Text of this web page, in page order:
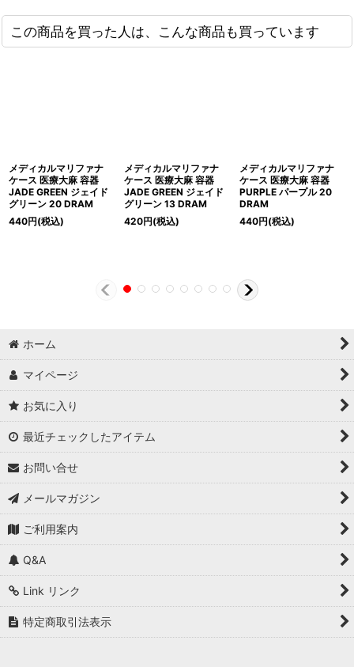
この商品を買った人は、こんな商品も買っています
メディカルマリファナ
ケース 医療大麻 容器
JADE GREEN ジェイド
グリーン 20 DRAM
440円(税込)
メディカルマリファナ
ケース 医療大麻 容器
JADE GREEN ジェイド
グリーン 13 DRAM
420円(税込)
メディカルマリファナ
ケース 医療大麻 容器
PURPLE パープル 20
DRAM
440円(税込)
ホーム
マイページ
お気に入り
最近チェックしたアイテム
お問い合せ
メールマガジン
ご利用案内
Q&A
Link リンク
特定商取引法表示